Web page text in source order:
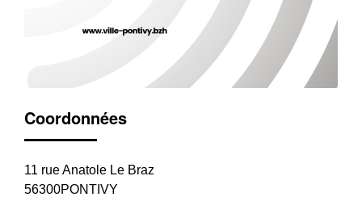
Coordonnées
11 rue Anatole Le Braz
56300PONTIVY